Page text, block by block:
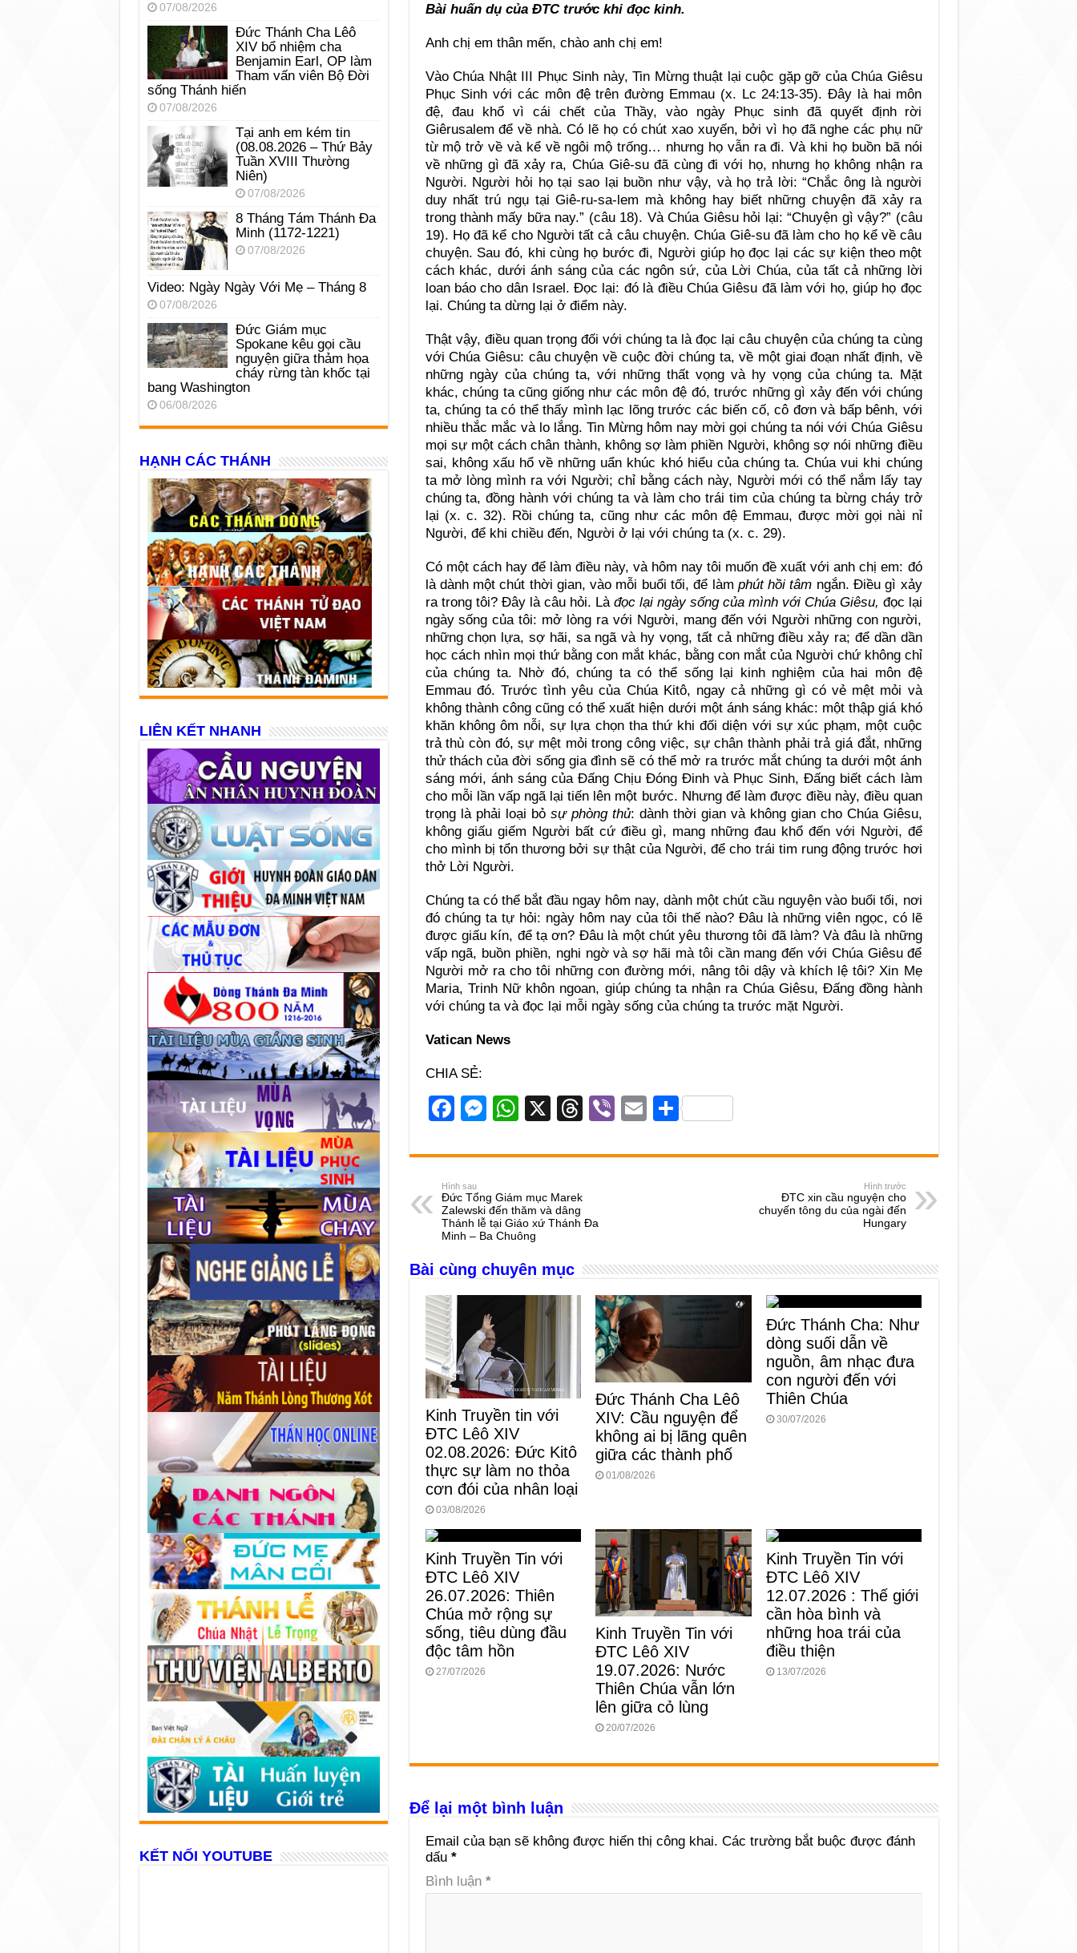
Bài huấn dụ của ĐTC trước khi đọc kinh.
Anh chị em thân mến, chào anh chị em!
Vào Chúa Nhật III Phục Sinh này, Tin Mừng thuật lại cuộc gặp gỡ của Chúa Giêsu
Phục Sinh với các môn đệ trên đường Emmau (x. Lc 24:13-35). Đây là hai môn
đệ, đau khổ vì cái chết của Thầy, vào ngày Phục sinh đã quyết định rời
Giêrusalem để về nhà. Có lẽ họ có chút xao xuyến, bởi vì họ đã nghe các phụ nữ
từ mộ trở về và kể về ngôi mộ trống… nhưng họ vẫn ra đi. Và khi họ buồn bã nói
về những gì đã xảy ra, Chúa Giê-su đã cùng đi với họ, nhưng họ không nhận ra
Người. Người hỏi họ tại sao lại buồn như vậy, và họ trả lời: “Chắc ông là người
duy nhất trú ngụ tại Giê-ru-sa-lem mà không hay biết những chuyện đã xảy ra
trong thành mấy bữa nay.” (câu 18). Và Chúa Giêsu hỏi lại: “Chuyện gì vậy?” (câu
19). Họ đã kể cho Người tất cả câu chuyện. Chúa Giê-su đã làm cho họ kể về câu
chuyện. Sau đó, khi cùng họ bước đi, Người giúp họ đọc lại các sự kiện theo một
cách khác, dưới ánh sáng của các ngôn sứ, của Lời Chúa, của tất cả những lời
loan báo cho dân Israel. Đọc lại: đó là điều Chúa Giêsu đã làm với họ, giúp họ đọc
lại. Chúng ta dừng lại ở điểm này.
Thật vậy, điều quan trọng đối với chúng ta là đọc lại câu chuyện của chúng ta cùng
với Chúa Giêsu: câu chuyện về cuộc đời chúng ta, về một giai đoạn nhất định, về
những ngày của chúng ta, với những thất vọng và hy vọng của chúng ta. Mặt
khác, chúng ta cũng giống như các môn đệ đó, trước những gì xảy đến với chúng
ta, chúng ta có thể thấy mình lạc lõng trước các biến cố, cô đơn và bấp bênh, với
nhiều thắc mắc và lo lắng. Tin Mừng hôm nay mời gọi chúng ta nói với Chúa Giêsu
mọi sự một cách chân thành, không sợ làm phiền Người, không sợ nói những điều
sai, không xấu hổ về những uẩn khúc khó hiểu của chúng ta. Chúa vui khi chúng
ta mở lòng mình ra với Người; chỉ bằng cách này, Người mới có thể nắm lấy tay
chúng ta, đồng hành với chúng ta và làm cho trái tim của chúng ta bừng cháy trở
lại (x. c. 32). Rồi chúng ta, cũng như các môn đệ Emmau, được mời gọi nài nỉ
Người, để khi chiều đến, Người ở lại với chúng ta (x. c. 29).
Có một cách hay để làm điều này, và hôm nay tôi muốn đề xuất với anh chị em: đó
là dành một chút thời gian, vào mỗi buổi tối, để làm phút hồi tâm ngắn. Điều gì xảy
ra trong tôi? Đây là câu hỏi. Là đọc lại ngày sống của mình với Chúa Giêsu, đọc lại
ngày sống của tôi: mở lòng ra với Người, mang đến với Người những con người,
những chọn lựa, sợ hãi, sa ngã và hy vọng, tất cả những điều xảy ra; để dần dần
học cách nhìn mọi thứ bằng con mắt khác, bằng con mắt của Người chứ không chỉ
của chúng ta. Nhờ đó, chúng ta có thể sống lại kinh nghiệm của hai môn đệ
Emmau đó. Trước tình yêu của Chúa Kitô, ngay cả những gì có vẻ mệt mỏi và
không thành công cũng có thể xuất hiện dưới một ánh sáng khác: một thập giá khó
khăn không ôm nỗi, sự lựa chọn tha thứ khi đối diện với sự xúc phạm, một cuộc
trả thù còn đó, sự mệt mỏi trong công việc, sự chân thành phải trả giá đắt, những
thử thách của đời sống gia đình sẽ có thể mở ra trước mắt chúng ta dưới một ánh
sáng mới, ánh sáng của Đấng Chịu Đóng Đinh và Phục Sinh, Đấng biết cách làm
cho mỗi lần vấp ngã lại tiến lên một bước. Nhưng để làm được điều này, điều quan
trọng là phải loại bỏ sự phòng thủ: dành thời gian và không gian cho Chúa Giêsu,
không giấu giếm Người bất cứ điều gì, mang những đau khổ đến với Người, để
cho mình bị tổn thương bởi sự thật của Người, để cho trái tim rung động trước hơi
thở Lời Người.
Chúng ta có thể bắt đầu ngay hôm nay, dành một chút cầu nguyện vào buổi tối, nơi
đó chúng ta tự hỏi: ngày hôm nay của tôi thế nào? Đâu là những viên ngọc, có lẽ
được giấu kín, để tạ ơn? Đâu là một chút yêu thương tôi đã làm? Và đâu là những
vấp ngã, buồn phiền, nghi ngờ và sợ hãi mà tôi cần mang đến với Chúa Giêsu để
Người mở ra cho tôi những con đường mới, nâng tôi dậy và khích lệ tôi? Xin Mẹ
Maria, Trinh Nữ khôn ngoan, giúp chúng ta nhận ra Chúa Giêsu, Đấng đồng hành
với chúng ta và đọc lại mỗi ngày sống của chúng ta trước mặt Người.
Vatican News
CHIA SẺ:
F
c
e
b
o
o
k
M
ss
n
g
er
W
at
A
p
p
X
T
e
d
s
Vi
er
E
ail
S
ar
Hình sau
Đức Tổng Giám mục Marek
Zalewski đến thăm và dâng
Thánh lễ tại Giáo xứ Thánh Đa
Minh – Ba Chuông
Hình trước
ĐTC xin cầu nguyện cho
chuyến tông du của ngài đến
Hungary
Bài cùng chuyên mục
Kinh Truyền tin với
ĐTC Lêô XIV
02.08.2026: Đức Kitô
thực sự làm no thỏa
cơn đói của nhân loại
03/08/2026
Đức Thánh Cha Lêô
XIV: Cầu nguyện để
không ai bị lãng quên
giữa các thành phố
01/08/2026
Đức Thánh Cha: Như
dòng suối dẫn về
nguồn, âm nhạc đưa
con người đến với
Thiên Chúa
30/07/2026
Kinh Truyền Tin với
ĐTC Lêô XIV
26.07.2026: Thiên
Chúa mở rộng sự
sống, tiêu dùng đầu
độc tâm hồn
27/07/2026
Kinh Truyền Tin với
ĐTC Lêô XIV
19.07.2026: Nước
Thiên Chúa vẫn lớn
lên giữa cỏ lùng
20/07/2026
Kinh Truyền Tin với
ĐTC Lêô XIV
12.07.2026 : Thế giới
cần hòa bình và
những hoa trái của
điều thiện
13/07/2026
Để lại một bình luận
Email của bạn sẽ không được hiển thị công khai. Các trường bắt buộc được đánh
dấu *
Bình luận *
07/08/2026
Đức Thánh Cha Lêô
XIV bổ nhiệm cha
Benjamin Earl, OP làm
Tham vấn viên Bộ Đời
sống Thánh hiến
07/08/2026
Tại anh em kém tin
(08.08.2026 – Thứ Bảy
Tuần XVIII Thường
Niên)
07/08/2026
8 Tháng Tám Thánh Ða
Minh (1172-1221)
07/08/2026
Video: Ngày Ngày Với Mẹ – Tháng 8
07/08/2026
Đức Giám mục
Spokane kêu gọi cầu
nguyện giữa thảm họa
cháy rừng tàn khốc tại
bang Washington
06/08/2026
HẠNH CÁC THÁNH
LIÊN KẾT NHANH
KẾT NỐI YOUTUBE